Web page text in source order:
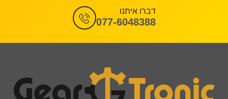
דברו איתנו
077-6048388